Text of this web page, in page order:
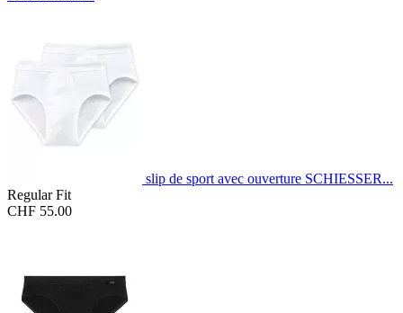
slip de sport avec ouverture SCHIESSER...
Regular Fit
CHF 55.00